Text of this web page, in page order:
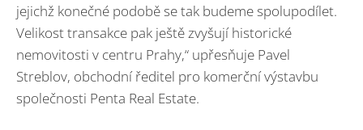
jejichž konečné podobě se tak budeme spolupodílet.
Velikost transakce pak ještě zvyšují historické
nemovitosti v centru Prahy,“ upřesňuje Pavel
Streblov, obchodní ředitel pro komerční výstavbu
společnosti Penta Real Estate.